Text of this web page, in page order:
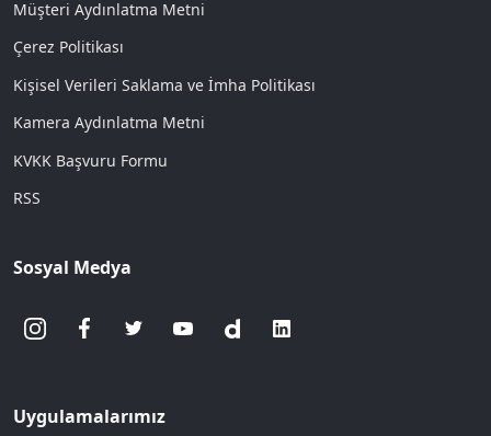
Müşteri Aydınlatma Metni
Çerez Politikası
Kişisel Verileri Saklama ve İmha Politikası
Kamera Aydınlatma Metni
KVKK Başvuru Formu
RSS
Sosyal Medya
Uygulamalarımız